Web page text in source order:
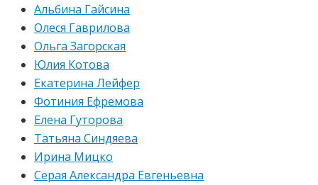
Альбина Гайсина
Олеся Гаврилова
Ольга Загорская
Юлия Котова
Екатерина Лейфер
Фотиния Ефремова
Елена Гуторова
Татьяна Синдяева
Ирина Мицко
Серая Александра Евгеньевна